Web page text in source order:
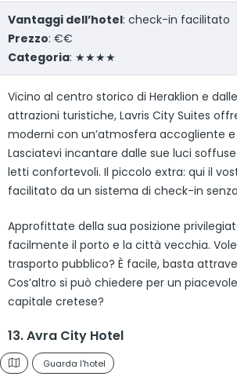
Vantaggi dell’hotel: check-in facilitato
Prezzo: €€
Categoria: ★★★★
Vicino al centro storico di Heraklion e
attrazioni turistiche, Lavris City Suites
moderni con un’atmosfera accogliente e
Lasciatevi incantare dalle sue luci
letti confortevoli. Il piccolo extra: qui il
facilitato da un sistema di check-in
Approfittate della sua posizione
facilmente il porto e la città vecchia.
trasporto pubblico? È facile, basta
Cos’altro si può chiedere per un
capitale cretese?
13. Avra City Hotel
Guarda l'hotel